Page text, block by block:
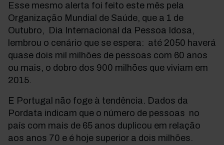
Esse mesmo alerta foi feito este mês pela
Organização Mundial de Saúde, que a 1 de
Outubro, Dia Internacional da Pessoa Idosa,
lembrou o cenário que se espera: até 2050 haverá
quase dois mil milhões de pessoas com 60 anos
ou mais, o dobro dos 900 milhões que viviam em
2015.
E Portugal não foge à tendência. Dados da
Pordata indicam que o número de pessoas no
país com mais de 65 anos duplicou em relação
aos anos 70 e é hoje superior a dois milhões.